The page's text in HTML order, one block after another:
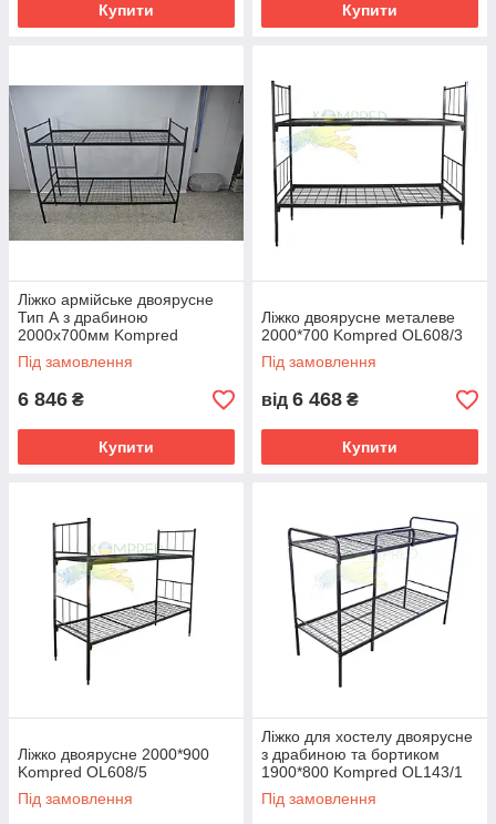
Купити Купити
Ліжко армійське двоярусне
Тип А з драбиною
2000х700мм Kompred
OL564/3
Під замовлення
6 846 ₴
Купити
Ліжко двоярусне металеве
2000*700 Kompred OL608/3
Під замовлення
від 6 468 ₴
Купити
Ліжко двоярусне 2000*900
Kompred OL608/5
Під замовлення
Ліжко для хостелу двоярусне
з драбиною та бортиком
1900*800 Kompred OL143/1
Під замовлення